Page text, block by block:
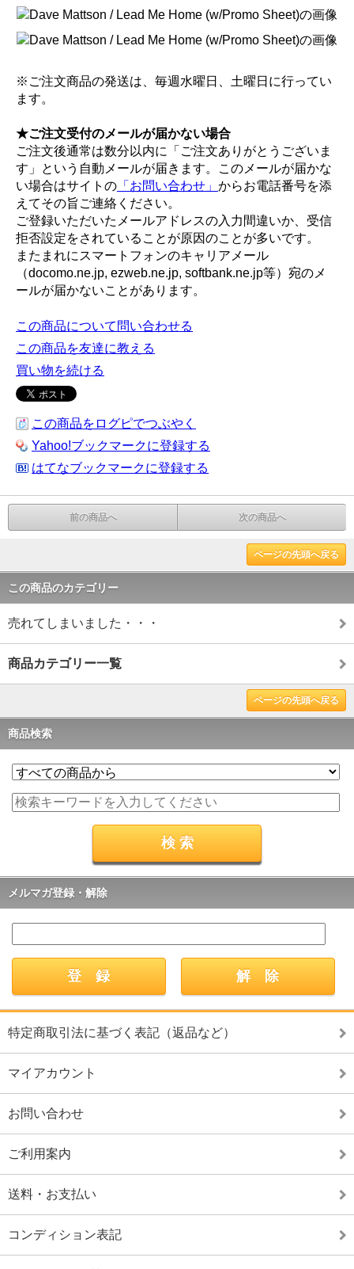
※ご注文商品の発送は、毎週水曜日、土曜日に行ってい
ます。
★ご注文受付のメールが届かない場合
ご注文後通常は数分以内に「ご注文ありがとうございま
す」という自動メールが届きます。このメールが届かな
い場合はサイトの 「お問い合わせ」 からお電話番号を添
えてその旨ご連絡ください。
ご登録いただいたメールアドレスの入力間違いか、受信
拒否設定をされていることが原因のことが多いです。
またまれにスマートフォンのキャリアメール
（docomo.ne.jp, ezweb.ne.jp, softbank.ne.jp等）宛のメ
ールが届かないことがあります。
この商品について問い合わせる
この商品を友達に教える
買い物を続ける
この商品をログピでつぶやく
Yahoo!ブックマークに登録する
はてなブックマークに登録する
前の商品へ 次の商品へ
ページの先頭へ戻る
この商品のカテゴリー
売れてしまいました・・・
商品カテゴリー一覧
ページの先頭へ戻る
商品検索
メルマガ登録・解除
特定商取引法に基づく表記（返品など）
マイアカウント
お問い合わせ
ご利用案内
送料・お支払い
コンディション表記